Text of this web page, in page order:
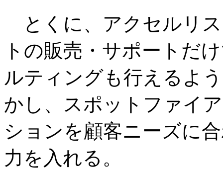
とくに、アクセルリ
トの販売・サポートだ
ルティングも行えるよ
かし、スポットファイ
ションを顧客ニーズに
力を入れる。